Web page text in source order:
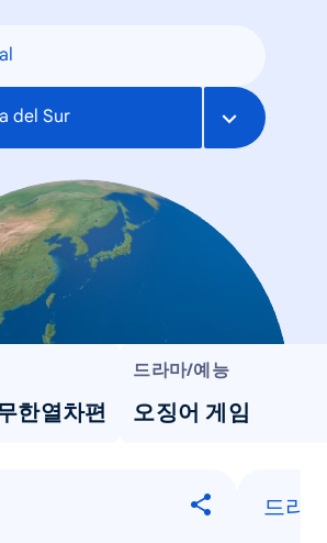
del Sur
한열차편
드라마/예능
오징어 게임
드라